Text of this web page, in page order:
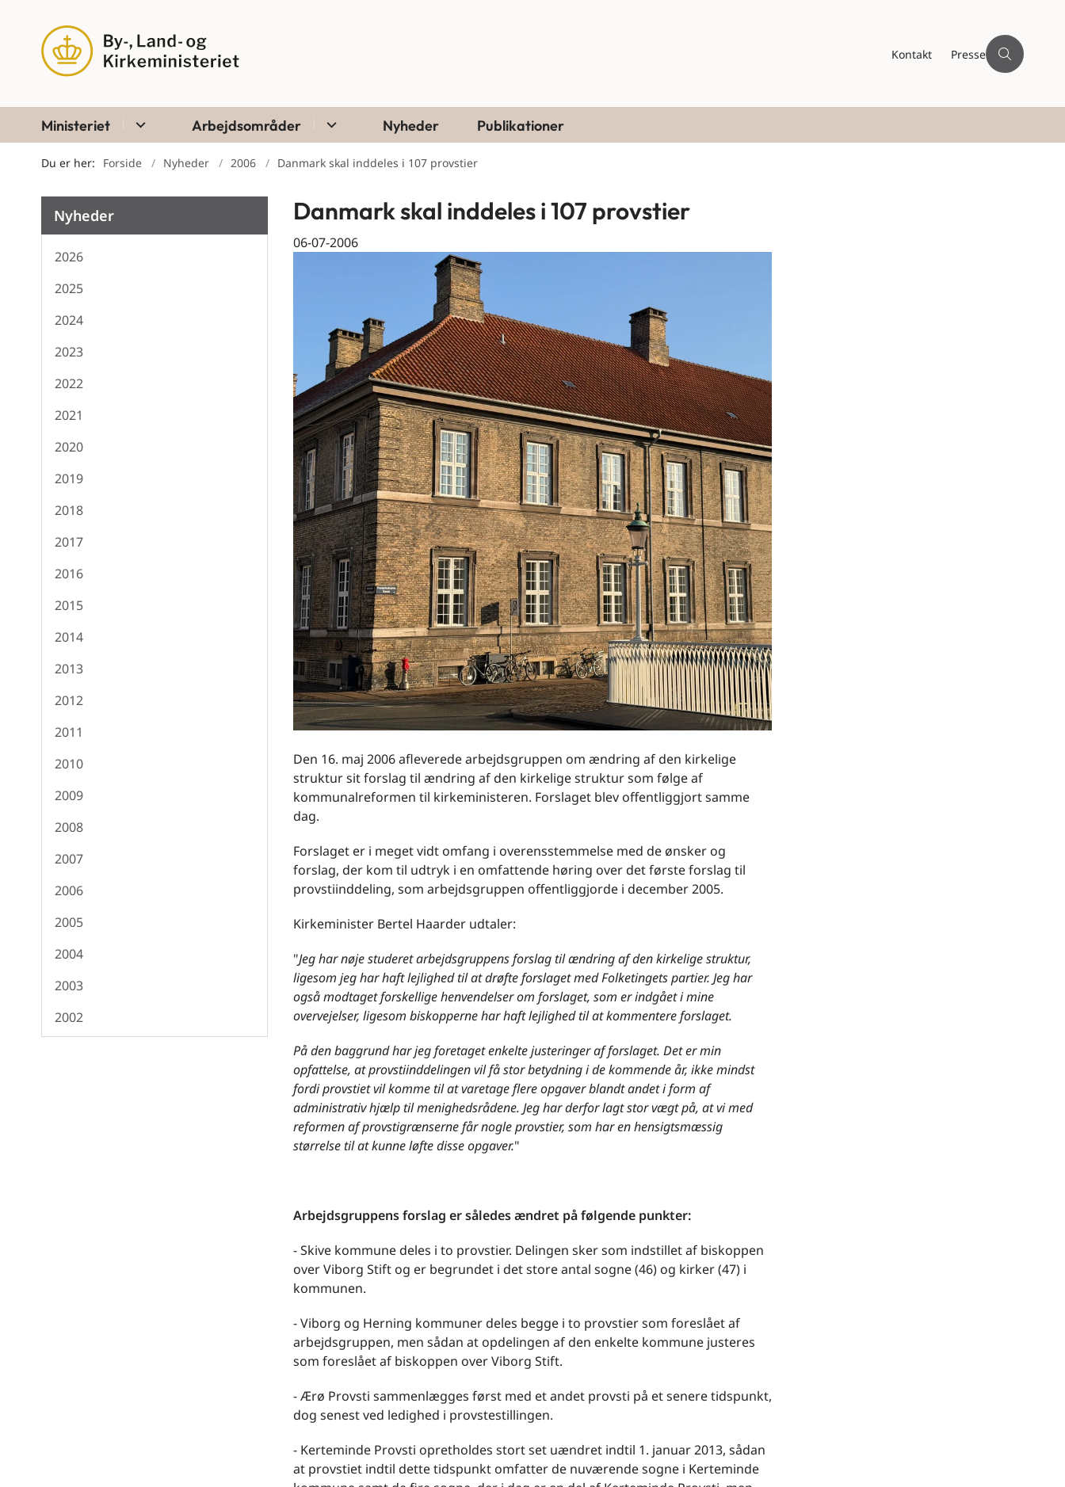
Kontakt Presse
Ministeriet Arbejdsområder Nyheder Publikationer
Du er her: Forside Nyheder 2006 Danmark skal inddeles i 107 provstier
Nyheder
2026
2025
2024
2023
2022
2021
2020
2019
2018
2017
2016
2015
2014
2013
2012
2011
2010
2009
2008
2007
2006
2005
2004
2003
2002
Danmark skal inddeles i 107 provstier
06-07-2006
Den 16. maj 2006 afleverede arbejdsgruppen om ændring af den kirkelige
struktur sit forslag til ændring af den kirkelige struktur som følge af
kommunalreformen til kirkeministeren. Forslaget blev offentliggjort samme
dag.
Forslaget er i meget vidt omfang i overensstemmelse med de ønsker og
forslag, der kom til udtryk i en omfattende høring over det første forslag til
provstiinddeling, som arbejdsgruppen offentliggjorde i december 2005.
Kirkeminister Bertel Haarder udtaler:
"Jeg har nøje studeret arbejdsgruppens forslag til ændring af den kirkelige struktur,
ligesom jeg har haft lejlighed til at drøfte forslaget med Folketingets partier. Jeg har
også modtaget forskellige henvendelser om forslaget, som er indgået i mine
overvejelser, ligesom biskopperne har haft lejlighed til at kommentere forslaget.
På den baggrund har jeg foretaget enkelte justeringer af forslaget. Det er min
opfattelse, at provstiinddelingen vil få stor betydning i de kommende år, ikke mindst
fordi provstiet vil komme til at varetage flere opgaver blandt andet i form af
administrativ hjælp til menighedsrådene. Jeg har derfor lagt stor vægt på, at vi med
reformen af provstigrænserne får nogle provstier, som har en hensigtsmæssig
størrelse til at kunne løfte disse opgaver."
Arbejdsgruppens forslag er således ændret på følgende punkter:
- Skive kommune deles i to provstier. Delingen sker som indstillet af biskoppen
over Viborg Stift og er begrundet i det store antal sogne (46) og kirker (47) i
kommunen.
- Viborg og Herning kommuner deles begge i to provstier som foreslået af
arbejdsgruppen, men sådan at opdelingen af den enkelte kommune justeres
som foreslået af biskoppen over Viborg Stift.
- Ærø Provsti sammenlægges først med et andet provsti på et senere tidspunkt,
dog senest ved ledighed i provstestillingen.
- Kerteminde Provsti opretholdes stort set uændret indtil 1. januar 2013, sådan
at provstiet indtil dette tidspunkt omfatter de nuværende sogne i Kerteminde